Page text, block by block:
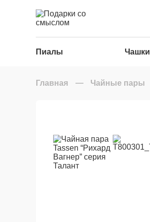
Пиалы Чашки
Главная Чайные пары